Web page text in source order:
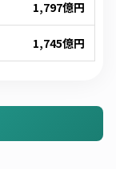
1,797億円
1,745億円